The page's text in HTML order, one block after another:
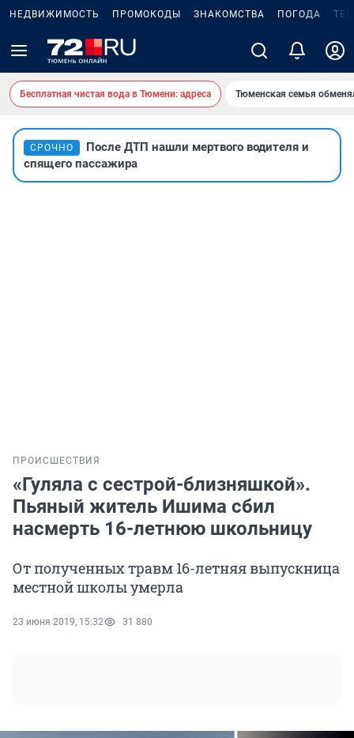
НЕДВИЖИМОСТЬ ПРОМОКОДЫ ЗНАКОМСТВА ПОГОДА
Бесплатная чистая вода в Тюмени: адреса Тюменская семья
СРОЧНО
После ДТП нашли мертвого водителя и
спящего пассажира
ПРОИСШЕСТВИЯ
«Гуляла с сестрой-близняшкой».
Пьяный житель Ишима сбил
насмерть 16-летнюю школьницу
От полученных травм 16-летняя выпускница
местной школы умерла
23 июня 2019, 15:32 31 880